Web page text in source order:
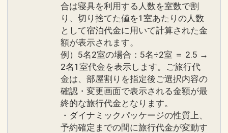
・コーヒーマシン
・バスローブ、ルームウェア完備
・ミネラルウォーター
・バレーパーキングサービス
・シューシャインサービス
・ビーチタオル貸出可能
・氷デリバリーサービス
・全館Wi‐Fi可能
・お子様用レンタル備品も充実
合は寝具を利用する人数を室数で割
り、切り捨てた値を1室あたりの人数
として宿泊代金に用いて計算された金
額が表示されます。
例）5名2室の場合：5名÷2室 ＝ 2.5 →
2名1室代金を表示します。ご旅行代
金は、部屋割りを指定後ご選択内容の
確認・変更画面で表示される金額が最
終的な旅行代金となります。
・ダイナミックパッケージの性質上、
予約確定までの間に旅行代金が変動す